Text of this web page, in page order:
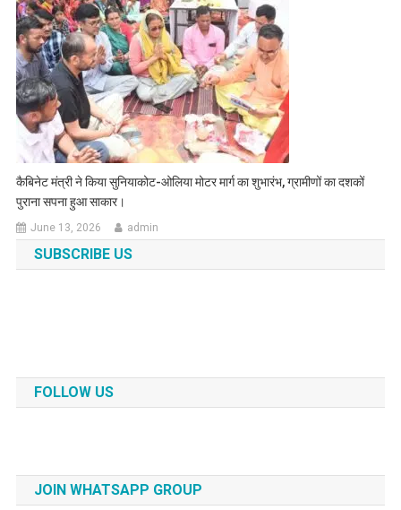
कैबिनेट मंत्री ने किया सुनियाकोट-ओलिया मोटर मार्ग का शुभारंभ, ग्रामीणों का दशकों
पुराना सपना हुआ साकार।
June 13, 2026 admin
SUBSCRIBE US
FOLLOW US
JOIN WHATSAPP GROUP